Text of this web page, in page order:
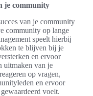
je community
van je community
community op lange
speelt hierbij
te blijven bij je
en ervoor
uitmaken van je
op vragen,
en ervoor
voelt.